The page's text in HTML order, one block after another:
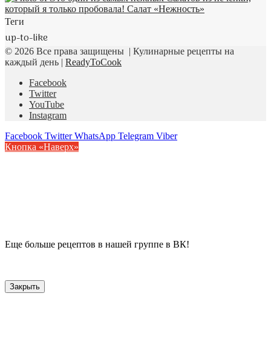
Теги
up-to-like
© 2026 Все права защищены | Кулинарные рецепты на
каждый день | ReadyToCook
Facebook
Twitter
YouTube
Instagram
Facebook Twitter WhatsApp Telegram Viber
Кнопка «Наверх»
Еще больше рецептов в нашей группе в ВК!
Закрыть